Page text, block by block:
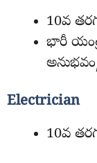
10వ
భారీ
Electrician
10వ